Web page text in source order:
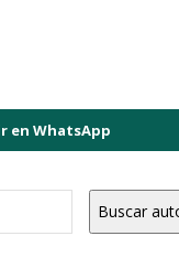
en WhatsApp
Buscar